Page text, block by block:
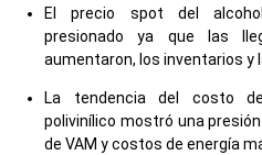
El precio spot del
presionado ya que las
aumentaron, los inventarios y
La tendencia del costo
polivinílico mostró una
de VAM y costos de energía